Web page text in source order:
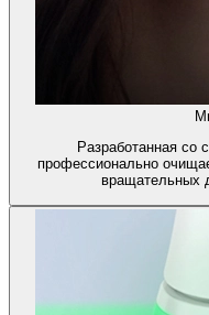
Разработанная со
профессионально
вращательных